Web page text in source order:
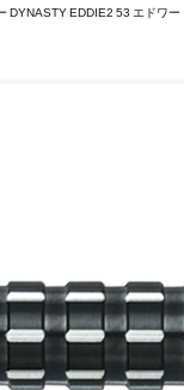
DYNASTY EDDIE2 53 エドワ